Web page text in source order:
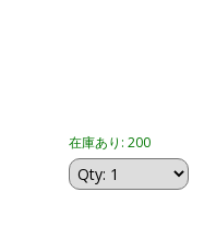
在庫あり: 200